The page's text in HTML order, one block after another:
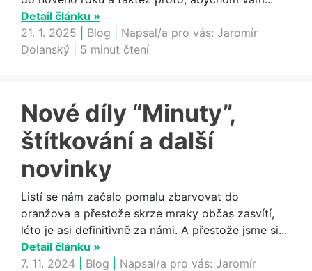
Detail článku »
21. 1. 2025
Blog Napsal/a pro vás: Jaromír
Dolanský
5 minut čtení
Nové díly “Minuty”,
štítkování a další
novinky
Listí se nám začalo pomalu zbarvovat do
oranžova a přestože skrze mraky občas zasvítí,
léto je asi definitivně za námi. A přestože jsme si...
Detail článku »
7. 11. 2024
Blog Napsal/a pro vás: Jaromír